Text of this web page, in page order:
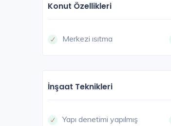
Konut Özellikleri
Merkezi ısıtma
İnşaat Teknikleri
Yapı denetimi yapılmış